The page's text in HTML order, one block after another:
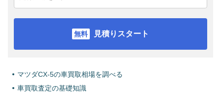
見積りスタート
マツダCX-5の車買取相場を調べる
車買取査定の基礎知識